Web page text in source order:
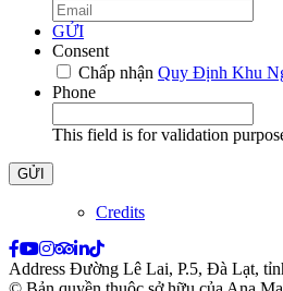
GỬI
Consent
Chấp nhận Quy Định Khu
Phone
This field is for validation
Credits
Address Đường Lê Lai, P.5, Đà Lạt,